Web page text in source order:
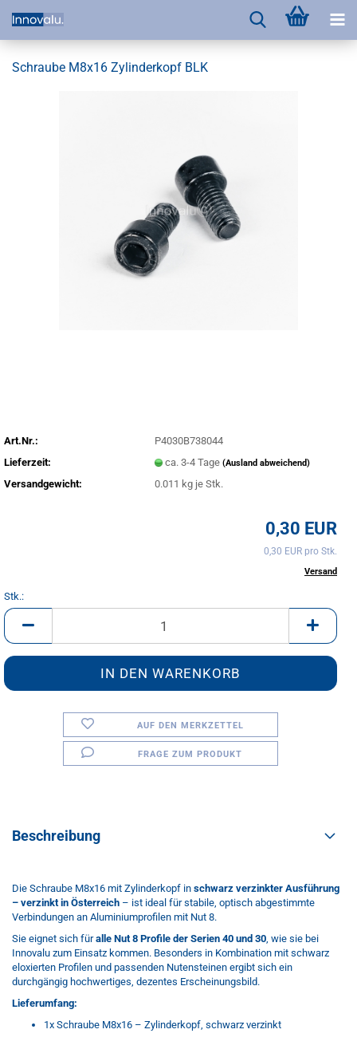
Schraube M8x16 Zylinderkopf BLK
Art.Nr.:
P4030B738044
Lieferzeit:
ca. 3-4 Tage(Ausland abweichend)
Versandgewicht: 0.011 kg je Stk.
0,30 EUR
0,30 EUR pro Stk.
Versand
Stk.:
Stk.
AUF DEN MERKZETTEL
FRAGE ZUM PRODUKT
Beschreibung
Die Schraube M8x16 mit Zylinderkopf in schwarz verzinkter Ausführung
– verzinkt in Österreich – ist ideal für stabile, optisch abgestimmte
Verbindungen an Aluminiumprofilen mit Nut 8.
Sie eignet sich füralle Nut 8 Profile der Serien 40 und 30, wie sie bei
Innovalu zum Einsatz kommen. Besonders in Kombination mit schwarz
eloxierten Profilen und passenden Nutensteinen ergibt sich ein
durchgängig hochwertiges, dezentes Erscheinungsbild.
Lieferumfang:
1x Schraube M8x16 – Zylinderkopf, schwarz verzinkt